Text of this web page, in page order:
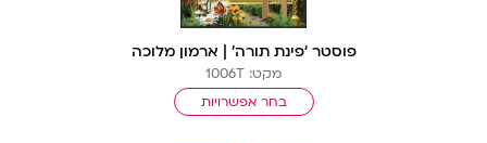
פוסטר ‘פינת תורה’ | ארמון מלוכה
מקט: 1006T
בחר אפשרויות